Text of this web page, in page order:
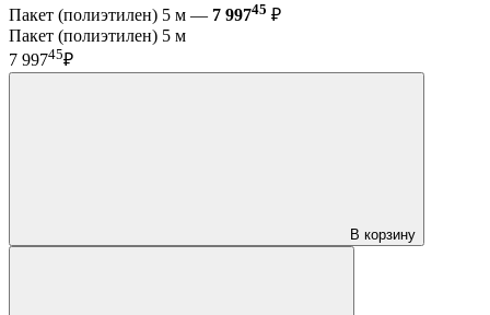
Пакет (полиэтилен) 5 м — 7 99745 ₽
Пакет (полиэтилен) 5 м
7 99745₽
В корзину